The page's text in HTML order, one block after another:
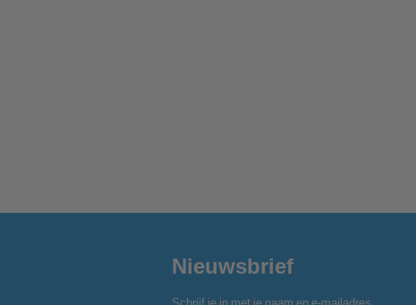
Nieuwsbrief
Schrijf je in met je naam en e-mailadres.